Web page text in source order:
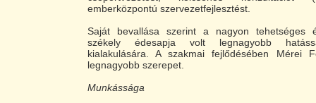
emberközpontú szervezetfejlesztést.
Saját bevallása szerint a nagyon tehetséges
székely édesapja volt legnagyobb
kialakulására. A szakmai fejlődésében Mérei
legnagyobb szerepet.
Munkássága